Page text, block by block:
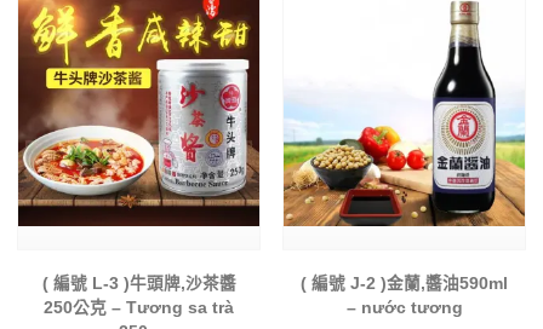
( 編號 L-3 )牛頭牌,沙茶醬
250公克 – Tương sa trà
( 編號 J-2 )金蘭,醬油590ml
– nước tương